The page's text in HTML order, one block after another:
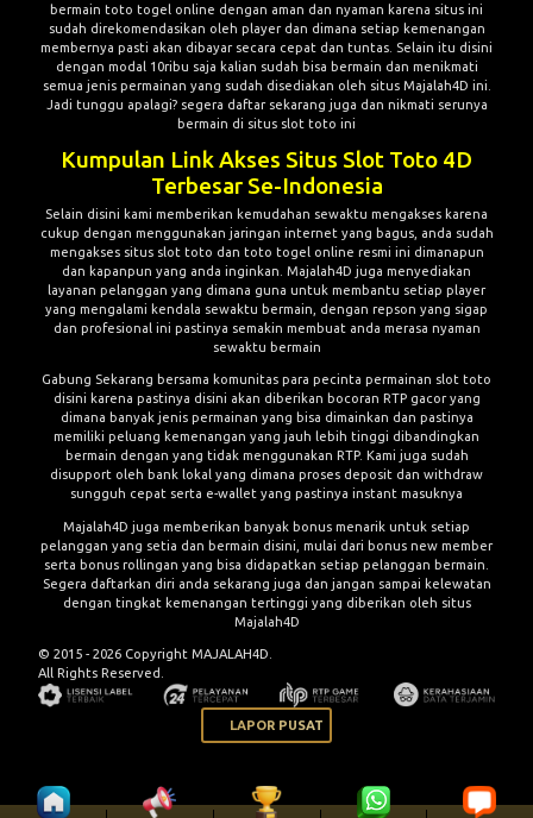
bermain toto togel online dengan aman dan nyaman karena situs ini
sudah direkomendasikan oleh player dan dimana setiap kemenangan
membernya pasti akan dibayar secara cepat dan tuntas. Selain itu disini
dengan modal 10ribu saja kalian sudah bisa bermain dan menikmati
semua jenis permainan yang sudah disediakan oleh situs Majalah4D ini.
Jadi tunggu apalagi? segera daftar sekarang juga dan nikmati serunya
bermain di situs slot toto ini
Kumpulan Link Akses Situs Slot Toto 4D
Terbesar Se-Indonesia
Selain disini kami memberikan kemudahan sewaktu mengakses karena
cukup dengan menggunakan jaringan internet yang bagus, anda sudah
mengakses situs slot toto dan toto togel online resmi ini dimanapun
dan kapanpun yang anda inginkan. Majalah4D juga menyediakan
layanan pelanggan yang dimana guna untuk membantu setiap player
yang mengalami kendala sewaktu bermain, dengan repson yang sigap
dan profesional ini pastinya semakin membuat anda merasa nyaman
sewaktu bermain
Gabung Sekarang bersama komunitas para pecinta permainan slot toto
disini karena pastinya disini akan diberikan bocoran RTP gacor yang
dimana banyak jenis permainan yang bisa dimainkan dan pastinya
memiliki peluang kemenangan yang jauh lebih tinggi dibandingkan
bermain dengan yang tidak menggunakan RTP. Kami juga sudah
disupport oleh bank lokal yang dimana proses deposit dan withdraw
sungguh cepat serta e-wallet yang pastinya instant masuknya
Majalah4D juga memberikan banyak bonus menarik untuk setiap
pelanggan yang setia dan bermain disini, mulai dari bonus new member
serta bonus rollingan yang bisa didapatkan setiap pelanggan bermain.
Segera daftarkan diri anda sekarang juga dan jangan sampai kelewatan
dengan tingkat kemenangan tertinggi yang diberikan oleh situs
Majalah4D
© 2015 - 2026 Copyright MAJALAH4D.
All Rights Reserved.
LAPOR PUSAT